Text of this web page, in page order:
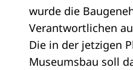
wurde die
Verantwortlichen
Die in der jetzigen
Museumsbau soll